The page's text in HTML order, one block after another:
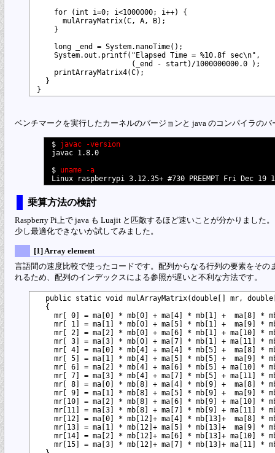
    for (int i=0; i<1000000; i++) {
      mulArrayMatrix(C, A, B);
    }
    long _end = System.nanoTime();
    System.out.printf("Elapsed Time = %10.8f sec\n",
                      (_end - start)/1000000000.0 );
    printArrayMatrix4(C);
  }
ベンチマークを実行したカーネルのバージョンと java のコンパイラの
$ javac -version
javac 1.8.0
$ uname -a
乗算方法の検討
Raspberry Pi上で java も Luajit と匹敵するほど速いことが分かりました
少し最適化できないか試してみました。
[1] Array element
言語間の速度比較で使ったコードです。配列からなる行列の要素をそ
れるため、配列のインデックスによる参照が遅いと不利な方法です。
public static void mulArrayMatrix(double[] mr,
  {
mr[ 0] = ma[0] * mb[0] + ma[4] * mb[1] +  ma[8] *
mr[ 1] = ma[1] * mb[0] + ma[5] * mb[1] +  ma[9] *
mr[ 2] = ma[2] * mb[0] + ma[6] * mb[1] + ma[10] *
mr[ 3] = ma[3] * mb[0] + ma[7] * mb[1] + ma[11] *
mr[ 4] = ma[0] * mb[4] + ma[4] * mb[5] +  ma[8] *
mr[ 5] = ma[1] * mb[4] + ma[5] * mb[5] +  ma[9] *
mr[ 6] = ma[2] * mb[4] + ma[6] * mb[5] + ma[10] *
mr[ 7] = ma[3] * mb[4] + ma[7] * mb[5] + ma[11] *
mr[ 8] = ma[0] * mb[8] + ma[4] * mb[9] +  ma[8] *
mr[ 9] = ma[1] * mb[8] + ma[5] * mb[9] +  ma[9] *
mr[10] = ma[2] * mb[8] + ma[6] * mb[9] + ma[10] *
mr[11] = ma[3] * mb[8] + ma[7] * mb[9] + ma[11] *
mr[12] = ma[0] * mb[12]+ ma[4] * mb[13]+  ma[8] *
mr[13] = ma[1] * mb[12]+ ma[5] * mb[13]+  ma[9] *
mr[14] = ma[2] * mb[12]+ ma[6] * mb[13]+ ma[10] *
mr[15] = ma[3] * mb[12]+ ma[7] * mb[13]+ ma[11] *